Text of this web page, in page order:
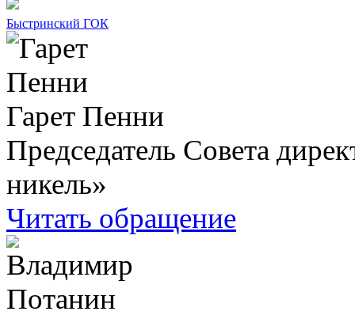
Быстринский ГОК
Гарет Пенни
Председатель Совета
никель»
Читать обращение